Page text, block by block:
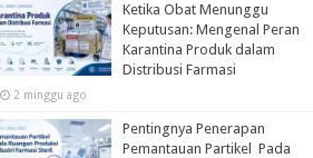
Ketika Obat Menunggu
Keputusan: Mengenal Peran
Karantina Produk dalam
Distribusi Farmasi
2 minggu ago
Pentingnya Penerapan
Pemantauan Partikel Pada